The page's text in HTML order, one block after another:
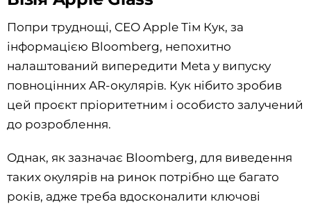
Попри труднощі, CEO Apple Тім Кук, за
інформацією Bloomberg, непохитно
налаштований випередити Meta у випуску
повноцінних AR-окулярів. Кук нібито зробив
цей проєкт пріоритетним і особисто залучений
до розроблення.
Однак, як зазначає Bloomberg, для виведення
таких окулярів на ринок потрібно ще багато
років, адже треба вдосконалити ключові